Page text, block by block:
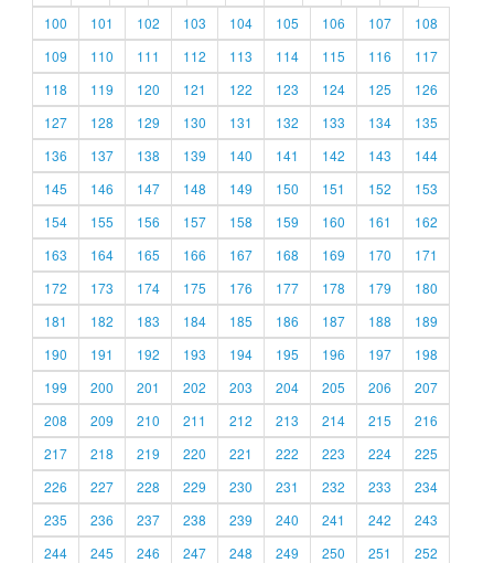
100
101 102 103 104 105 106 107
108
109
110 111 112 113 114 115 116
117
118
119 120 121 122 123 124 125
126
127
128 129 130 131 132 133 134
135
136
137 138 139 140 141 142 143
144
145
146 147 148 149 150 151 152
153
154
155 156 157 158 159 160 161
162
163
164 165 166 167 168 169 170
171
172
173 174 175 176 177 178 179
180
181
182 183 184 185 186 187 188
189
190
191 192 193 194 195 196 197
198
199
200 201 202 203 204 205 206
207
208
209 210 211 212 213 214 215
216
217
218 219 220 221 222 223 224
225
226
227 228 229 230 231 232 233
234
235
236 237 238 239 240 241 242
243
244
245 246 247 248 249 250 251
252